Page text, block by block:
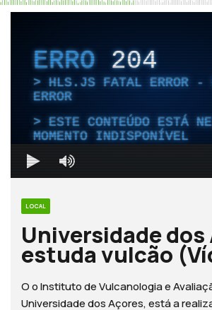
ERRO204
HLS.JS FATAL ERROR -
ERROR
ESTE CONTEÚDO ESTÁ
MOMENTO INDISPONÍVEL
LOCAL
Universidade dos
estuda vulcão
O o Instituto de Vulcanologia e
Universidade dos Açores, está a